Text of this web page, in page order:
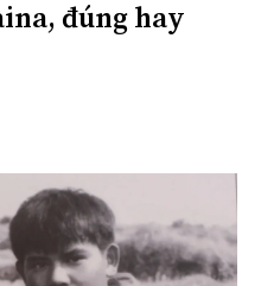
đúng hay